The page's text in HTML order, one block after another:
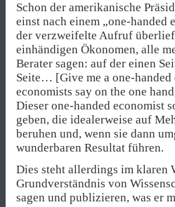
Schon der amerikanische
einst nach einem „one-handed
der verzweifelte Aufruf
einhändigen Ökonomen, alle
Berater sagen: auf der einen
Seite… [Give me a one-
economists say on the one
Dieser one-handed economist
geben, die idealerweise auf
beruhen und, wenn sie dann
wunderbaren Resultat führen.
Dies steht allerdings im klaren
Grundverständnis von
sagen und publizieren, was er